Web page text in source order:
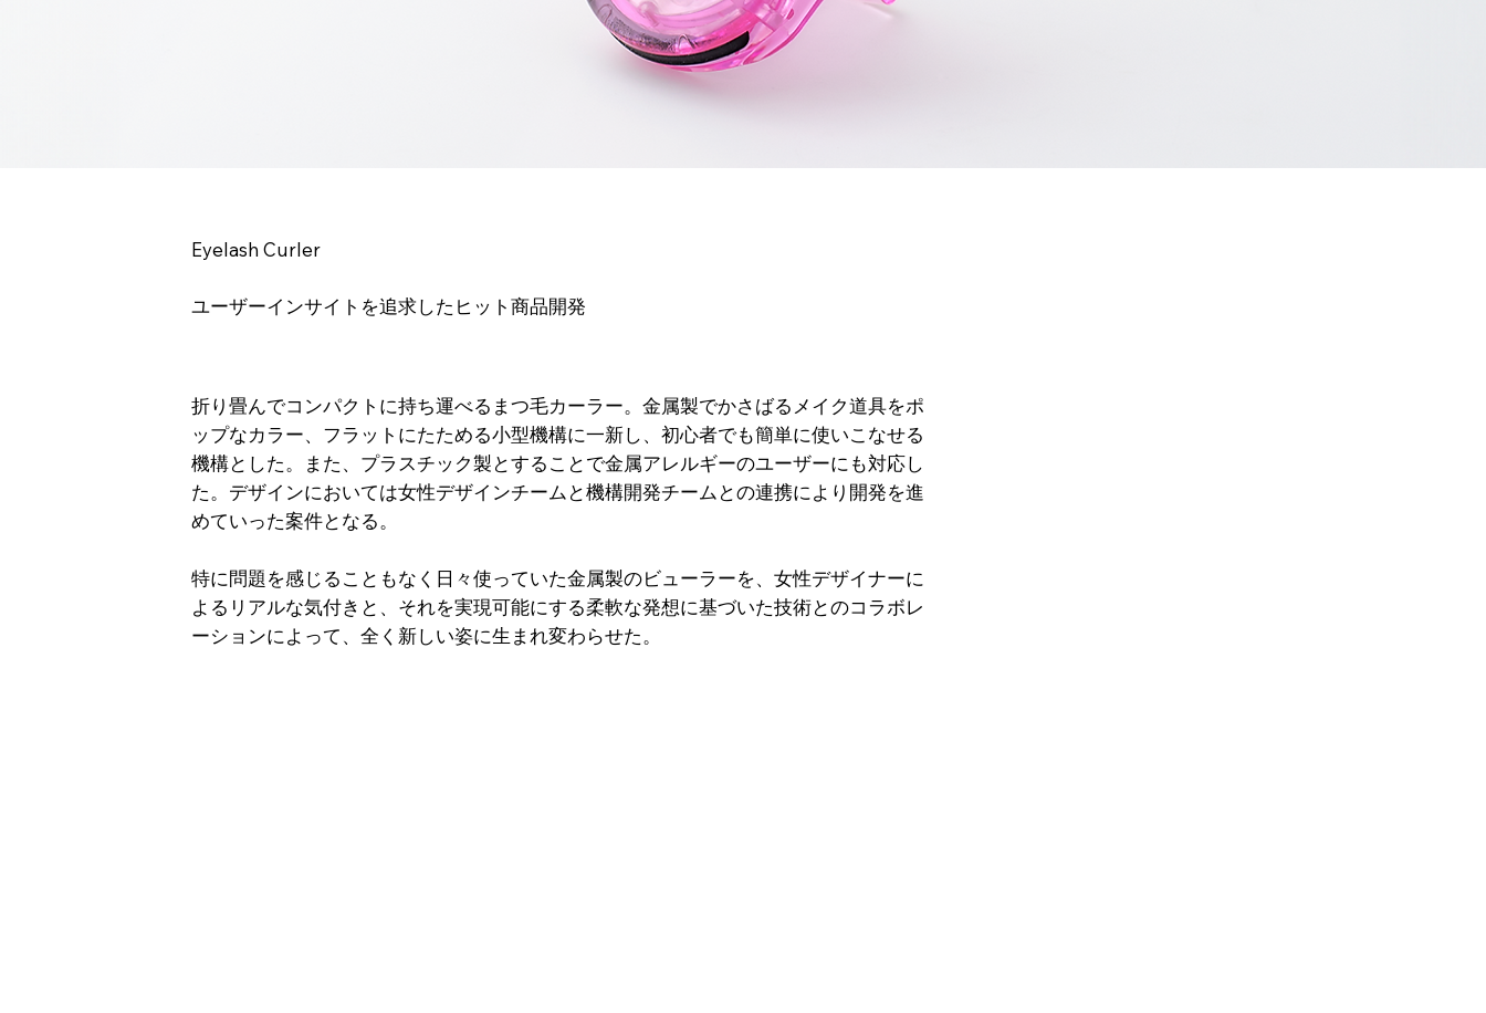
Eyelash Curler
ユーザーインサイトを追求したヒット商品開発
折り畳んでコンパクトに持ち運べるまつ毛カーラー。金属製でかさばるメイク道具をポ
ップなカラー、フラットにたためる小型機構に一新し、初心者でも簡単に使いこなせる
機構とした。また、プラスチック製とすることで金属アレルギーのユーザーにも対応し
た。デザインにおいては女性デザインチームと機構開発チームとの連携により開発を進
めていった案件となる。
特に問題を感じることもなく日々使っていた金属製のビューラーを、女性デザイナーに
よるリアルな気付きと、それを実現可能にする柔軟な発想に基づいた技術とのコラボレ
ーションによって、全く新しい姿に生まれ変わらせた。